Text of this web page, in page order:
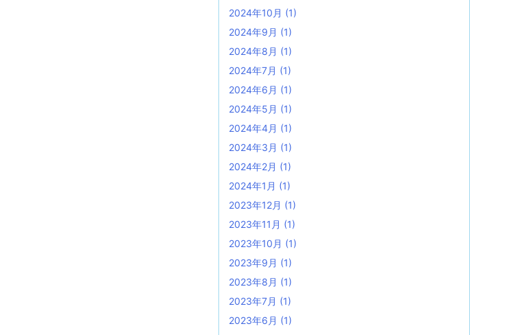
2024年10月 (1)
2024年9月 (1)
2024年8月 (1)
2024年7月 (1)
2024年6月 (1)
2024年5月 (1)
2024年4月 (1)
2024年3月 (1)
2024年2月 (1)
2024年1月 (1)
2023年12月 (1)
2023年11月 (1)
2023年10月 (1)
2023年9月 (1)
2023年8月 (1)
2023年7月 (1)
2023年6月 (1)